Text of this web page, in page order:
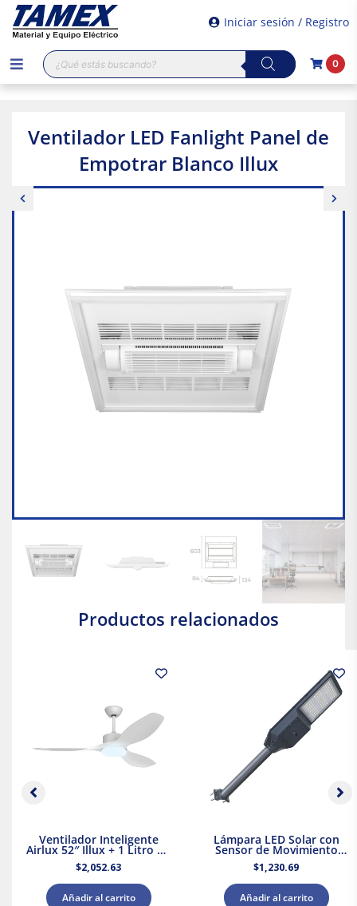
Iniciar sesión / Registro
Búsqueda
de
productos
0
Ventilador LED Fanlight Panel de
Empotrar Blanco Illux
Productos relacionados
Ventilador Inteligente
Airlux 52″ Illux + 1 Litro de
Pintura Blanca Acuario
$2,052.63
Añadir al carrito
Lámpara LED Solar con
Sensor de Movimiento
para Sobreponer Illux
$1,230.69
Añadir al carrito